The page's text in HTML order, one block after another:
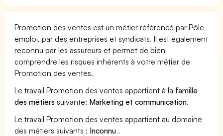
Promotion des ventes est un métier référencé par Pôle
emploi, par des entreprises et syndicats. Il est également
reconnu par les assureurs et permet de bien
comprendre les risques inhérents à votre métier de
Promotion des ventes.
Le travail Promotion des ventes appartient à la famille
des métiers suivante: Marketing et communication.
Le travail Promotion des ventes appartient au domaine
des métiers suivants : Inconnu .